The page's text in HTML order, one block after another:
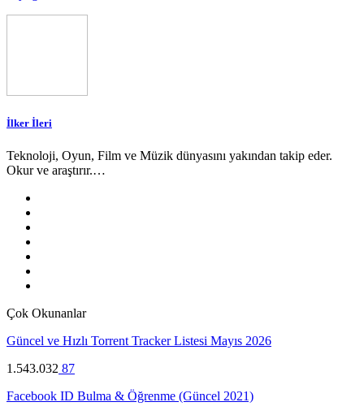
İlker İleri
Teknoloji, Oyun, Film ve Müzik dünyasını yakından takip eder.
Okur ve araştırır.…
Çok Okunanlar
Güncel ve Hızlı Torrent Tracker Listesi Mayıs 2026
1.543.032 87
Facebook ID Bulma & Öğrenme (Güncel 2021)